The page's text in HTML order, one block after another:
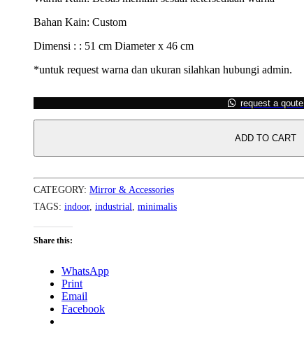
Bahan Kain: Custom
Dimensi : : 51 cm Diameter x 46 cm
*untuk request warna dan ukuran silahkan hubungi admin.
request a qoute
ADD TO CART
CATEGORY: Mirror & Accessories
TAGS: indoor, industrial, minimalis
Share this:
WhatsApp
Print
Email
Facebook